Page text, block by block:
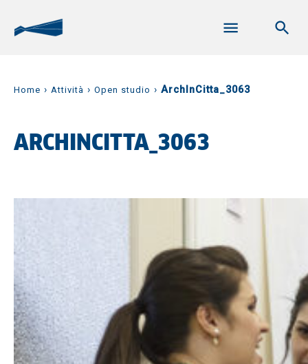
Home › Attività › Open studio › ArchInCitta_3063
ARCHINCITTA_3063